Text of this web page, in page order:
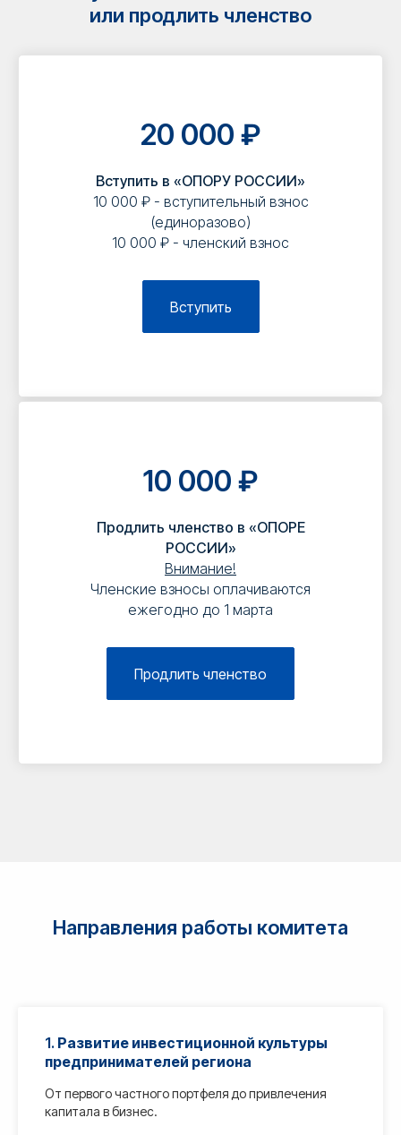
или продлить членство
20 000 ₽
Вступить в «ОПОРУ РОССИИ»
10 000 ₽ - вступительный взнос
(единоразово)
10 000 ₽ - членский взнос
Вступить
10 000 ₽
Продлить членство в «ОПОРЕ
РОССИИ»
Внимание!
Членские взносы оплачиваются
ежегодно до 1 марта
Продлить членство
Направления работы комитета
1. Развитие инвестиционной культуры
предпринимателей региона
От первого частного портфеля до привлечения
капитала в бизнес.